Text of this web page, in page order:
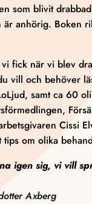
som blivit
anhörig. Boken
fick när vi blev
vill och behöver
samt ca 60
Cissi
tips om olika
igen sig, vi vill
Axberg